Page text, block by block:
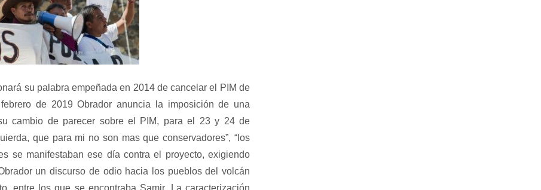
su palabra empeñada en 2014 de cancelar el PIM de
de 2019 Obrador anuncia la imposición de una
cambio de parecer sobre el PIM, para el 23 y 24 de
que para mi no son mas que conservadores”, “ los
se manifestaban ese día contra el proyecto, exigiendo
un discurso de odio hacia los pueblos del volcán
entre los que se encontraba Samir. La caracterización